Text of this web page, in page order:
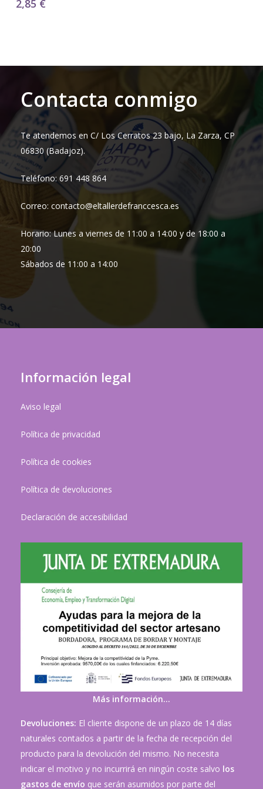
2,85 €
Contacta conmigo
Te atendemos en C/ Los Cerratos 23 bajo, La Zarza, CP
06830 (Badajoz).
Teléfono: 691 448 864
Correo: contacto@eltallerdefranccesca.es
Horario: Lunes a viernes de 11:00 a 14:00 y de 18:00 a
20:00
Sábados de 11:00 a 14:00
Información legal
Aviso legal
Política de privacidad
Política de cookies
Política de devoluciones
Declaración de accesibilidad
Más información…
Devoluciones: El cliente dispone de un plazo de 14 días
naturales contados a partir de la fecha de recepción del
producto para la devolución del mismo. No necesita
indicar el motivo y no incurrirá en ningún coste salvo los
gastos de envío que serán asumidos por parte del